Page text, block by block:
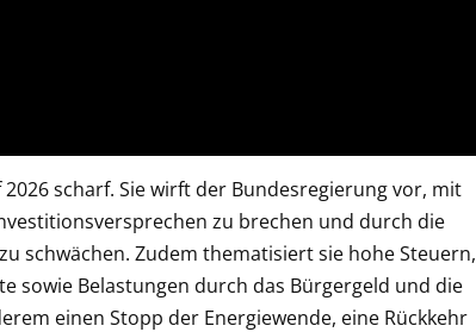
scharf. Sie wirft der Bundesregierung vor, mit
zu brechen und durch die
schwächen. Zudem thematisiert sie hohe Steuern,
sowie Belastungen durch das Bürgergeld und die
einen Stopp der Energiewende, eine Rückkehr